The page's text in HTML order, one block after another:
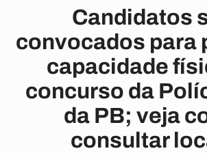
Candidatos
convocados para
capacidade
concurso da
da PB; veja
consultar